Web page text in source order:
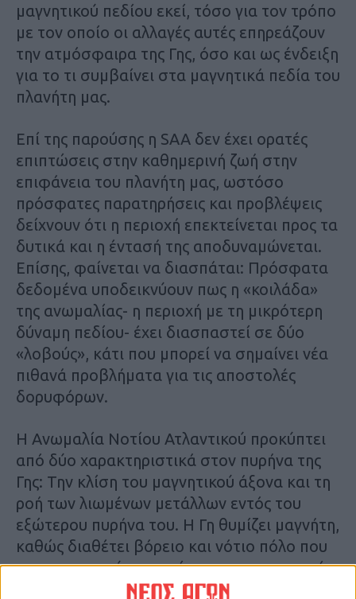
μαγνητικού πεδίου εκεί, τόσο για τον τρόπο
με τον οποίο οι αλλαγές αυτές επηρεάζουν
την ατμόσφαιρα της Γης, όσο και ως ένδειξη
για το τι συμβαίνει στα μαγνητικά πεδία του
πλανήτη μας.
Επί της παρούσης η SAA δεν έχει ορατές
επιπτώσεις στην καθημερινή ζωή στην
επιφάνεια του πλανήτη μας, ωστόσο
πρόσφατες παρατηρήσεις και προβλέψεις
δείχνουν ότι η περιοχή επεκτείνεται προς τα
δυτικά και η έντασή της αποδυναμώνεται.
Επίσης, φαίνεται να διασπάται: Πρόσφατα
δεδομένα υποδεικνύουν πως η «κοιλάδα»
της ανωμαλίας- η περιοχή με τη μικρότερη
δύναμη πεδίου- έχει διασπαστεί σε δύο
«λοβούς», κάτι που μπορεί να σημαίνει νέα
πιθανά προβλήματα για τις αποστολές
δορυφόρων.
Η Ανωμαλία Νοτίου Ατλαντικού προκύπτει
από δύο χαρακτηριστικά στον πυρήνα της
Γης: Την κλίση του μαγνητικού άξονα και τη
ροή των λιωμένων μετάλλων εντός του
εξώτερου πυρήνα του. Η Γη θυμίζει μαγνήτη,
καθώς διαθέτει βόρειο και νότιο πόλο που
αντιπροσωπεύουν αντίστροφες μαγνητικές
πολικότητες και αόρατες γραμμές